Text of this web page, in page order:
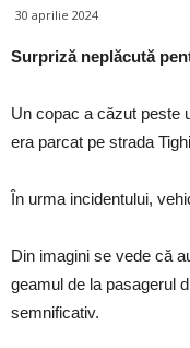
30 aprilie 2024
Surpriză neplăcută
Un copac a căzut peste
era parcat pe strada
În urma incidentului,
Din imagini se vede că
geamul de la pasagerul
semnificativ.